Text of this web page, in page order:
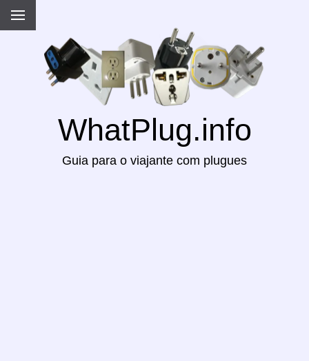
WhatPlug.info
Guia para o viajante com plugues